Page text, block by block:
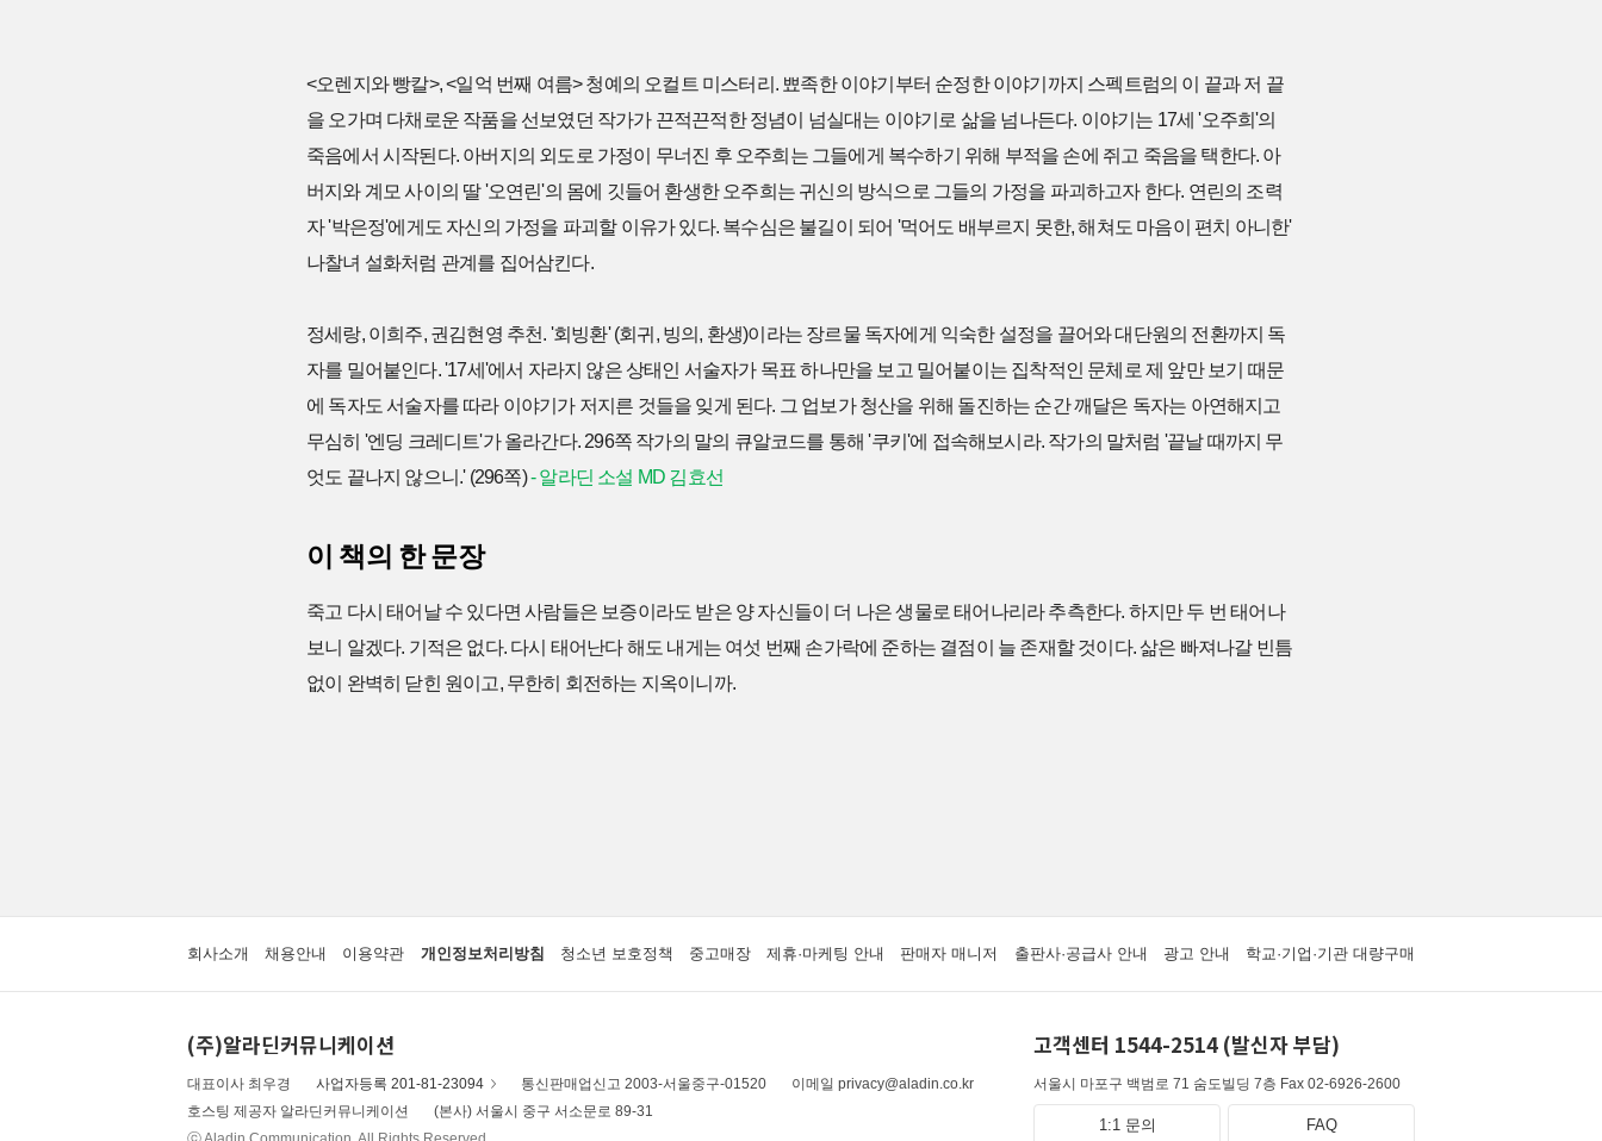
<오렌지와 빵칼>, <일억 번째 여름> 청예의 오컬트 미스터리. 뾰족한 이야기부터 순정한 이야기까지 스펙트럼의 이 끝과 저 끝
을 오가며 다채로운 작품을 선보였던 작가가 끈적끈적한 정념이 넘실대는 이야기로 삶을 넘나든다. 이야기는 17세 '오주희'의
죽음에서 시작된다. 아버지의 외도로 가정이 무너진 후 오주희는 그들에게 복수하기 위해 부적을 손에 쥐고 죽음을 택한다. 아
버지와 계모 사이의 딸 '오연린'의 몸에 깃들어 환생한 오주희는 귀신의 방식으로 그들의 가정을 파괴하고자 한다. 연린의 조력
자 '박은정'에게도 자신의 가정을 파괴할 이유가 있다. 복수심은 불길이 되어 '먹어도 배부르지 못한, 해쳐도 마음이 편치 아니한'
나찰녀 설화처럼 관계를 집어삼킨다.
정세랑, 이희주, 권김현영 추천. '회빙환' (회귀, 빙의, 환생)이라는 장르물 독자에게 익숙한 설정을 끌어와 대단원의 전환까지 독
자를 밀어붙인다. '17세'에서 자라지 않은 상태인 서술자가 목표 하나만을 보고 밀어붙이는 집착적인 문체로 제 앞만 보기 때문
에 독자도 서술자를 따라 이야기가 저지른 것들을 잊게 된다. 그 업보가 청산을 위해 돌진하는 순간 깨달은 독자는 아연해지고
무심히 '엔딩 크레디트'가 올라간다. 296쪽 작가의 말의 큐알코드를 통해 '쿠키'에 접속해보시라. 작가의 말처럼 '끝날 때까지 무
엇도 끝나지 않으니.' (296쪽)- 알라딘 소설 MD 김효선
이 책의 한 문장
죽고 다시 태어날 수 있다면 사람들은 보증이라도 받은 양 자신들이 더 나은 생물로 태어나리라 추측한다. 하지만 두 번 태어나
보니 알겠다. 기적은 없다. 다시 태어난다 해도 내게는 여섯 번째 손가락에 준하는 결점이 늘 존재할 것이다. 삶은 빠져나갈 빈틈
없이 완벽히 닫힌 원이고, 무한히 회전하는 지옥이니까.
회사소개 채용안내 이용약관 개인정보처리방침 청소년 보호정책 중고매장 제휴·마케팅 안내 판매자 매니저 출판사·공급사 안내 광고 안내 학교·기업·기관 대량구매
(주)알라딘커뮤니케이션
대표이사 최우경 사업자등록 201-81-23094 통신판매업신고 2003-서울중구-01520
이메일 privacy@aladin.co.kr
호스팅 제공자 알라딘커뮤니케이션
(본사) 서울시 중구 서소문로 89-31
고객센터 1544-2514 (발신자 부담)
서울시 마포구 백범로 71 숨도빌딩 7층 Fax 02-6926-2600
1:1 문의 FAQ